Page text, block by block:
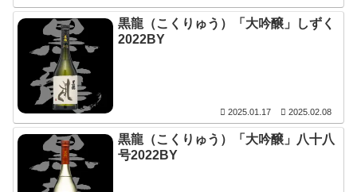
黒龍（こくりゅう）「大吟醸」しずく
2022BY
2025.01.17 2025.02.08
黒龍（こくりゅう）「大吟醸」八十八
号2022BY